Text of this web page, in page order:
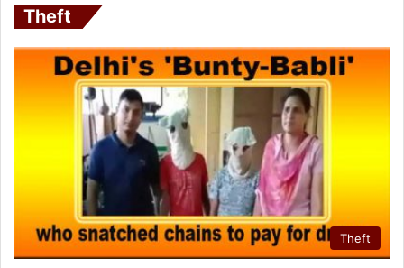
Theft
Theft